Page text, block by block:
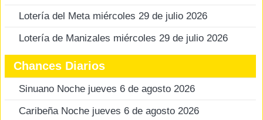
Lotería del Meta miércoles 29 de julio 2026
Lotería de Manizales miércoles 29 de julio 2026
Chances Diarios
Sinuano Noche jueves 6 de agosto 2026
Caribeña Noche jueves 6 de agosto 2026